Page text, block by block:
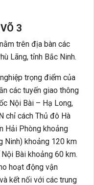
3
trên địa bàn các
Lãng, tỉnh Bắc Ninh.
trọng điểm của
các tuyến giao thông
Nội Bài – Hạ Long,
chỉ cách Thủ đô Hà
Hải Phòng khoảng
Ninh) khoảng 120 km
Bài khoảng 60 km.
hoạt động vận
kết nối với các trung